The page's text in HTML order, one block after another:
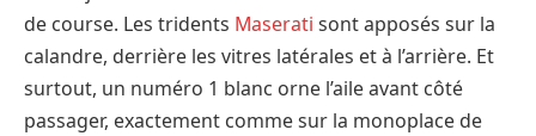
de course. Les tridents Maserati sont apposés sur la
calandre, derrière les vitres latérales et à l’arrière. Et
surtout, un numéro 1 blanc orne l’aile avant côté
passager, exactement comme sur la monoplace de